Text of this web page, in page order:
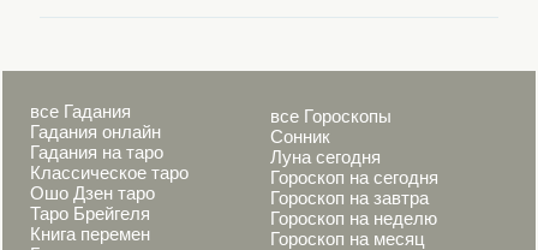
все Гадания
Гадания онлайн
Гадания на таро
Классическое таро
Ошо Дзен таро
Таро Брейгеля
Книга перемен
все Гороскопы
Сонник
Луна сегодня
Гороскоп на сегодня
Гороскоп на завтра
Гороскоп на неделю
Гороскоп на месяц